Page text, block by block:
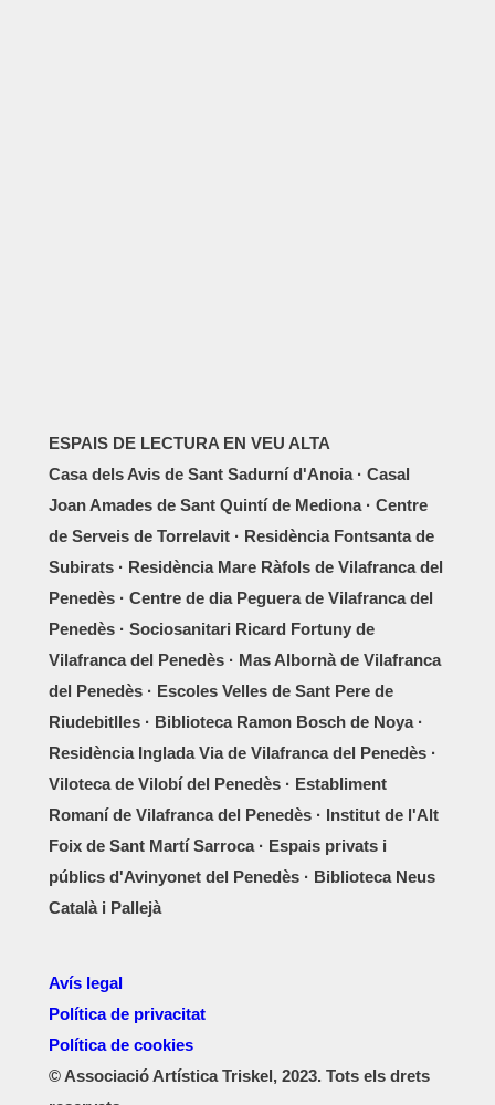
ESPAIS DE LECTURA EN VEU ALTA
Casa dels Avis de Sant Sadurní d'Anoia · Casal
Joan Amades de Sant Quintí de Mediona · Centre
de Serveis de Torrelavit · Residència Fontsanta de
Subirats · Residència Mare Ràfols de Vilafranca del
Penedès · Centre de dia Peguera de Vilafranca del
Penedès · Sociosanitari Ricard Fortuny de
Vilafranca del Penedès · Mas Albornà de Vilafranca
del Penedès · Escoles Velles de Sant Pere de
Riudebitlles · Biblioteca Ramon Bosch de Noya ·
Residència Inglada Via de Vilafranca del Penedès ·
Viloteca de Vilobí del Penedès · Establiment
Romaní de Vilafranca del Penedès · Institut de l'Alt
Foix de Sant Martí Sarroca · Espais privats i
públics d'Avinyonet del Penedès · Biblioteca Neus
Català i Pallejà
Avís legal
Política de privacitat
Política de cookies
© Associació Artística Triskel, 2023. Tots els drets